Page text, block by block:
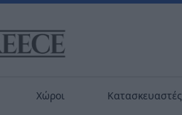
Χώροι Κατασκευαστές